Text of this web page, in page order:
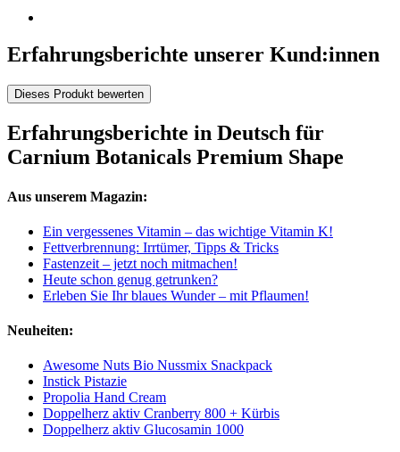
Erfahrungsberichte unserer Kund:innen
Dieses Produkt bewerten
Erfahrungsberichte in Deutsch für
Carnium Botanicals Premium Shape
Aus unserem Magazin:
Ein vergessenes Vitamin – das wichtige Vitamin K!
Fettverbrennung: Irrtümer, Tipps & Tricks
Fastenzeit – jetzt noch mitmachen!
Heute schon genug getrunken?
Erleben Sie Ihr blaues Wunder – mit Pflaumen!
Neuheiten:
Awesome Nuts Bio Nussmix Snackpack
Instick Pistazie
Propolia Hand Cream
Doppelherz aktiv Cranberry 800 + Kürbis
Doppelherz aktiv Glucosamin 1000